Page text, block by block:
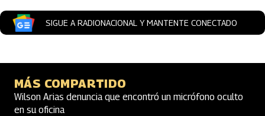
SIGUE A RADIONACIONAL Y MANTENTE CONECTADO
MÁS COMPARTIDO
Wilson Arias denuncia que encontró un micrófono oculto
en su oficina